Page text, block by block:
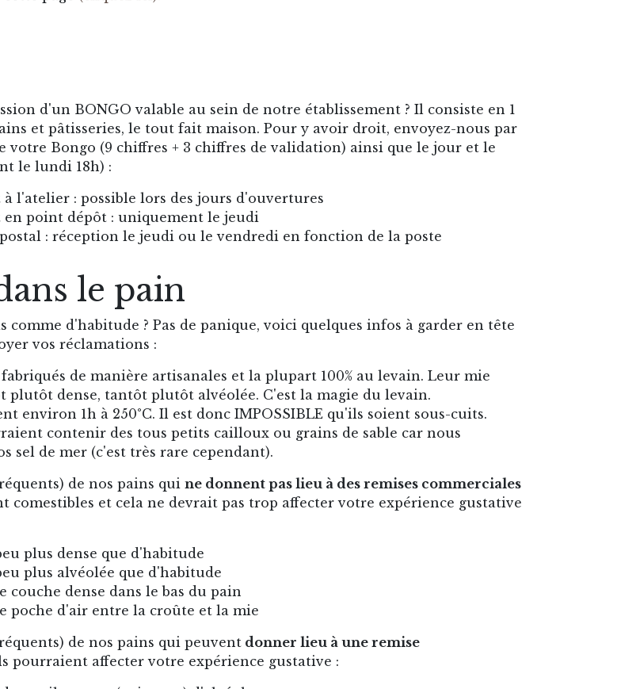
d'un BONGO valable au sein de notre établissement ? Il consiste en 1
et pâtisseries, le tout fait maison. Pour y avoir droit, envoyez-nous par
votre Bongo (9 chiffres + 3 chiffres de validation) ainsi que le jour et le
le lundi 18h) :
l'atelier : possible lors des jours d'ouvertures
point dépôt : uniquement le jeudi
: réception le jeudi ou le vendredi en fonction de la poste
le pain
comme d'habitude ? Pas de panique, voici quelques infos à garder en tête
vos réclamations :
de manière artisanales et la plupart 100% au levain. Leur mie
plutôt dense, tantôt plutôt alvéolée. C'est la magie du levain.
environ 1h à 250°C. Il est donc IMPOSSIBLE qu'ils soient sous-cuits.
contenir des tous petits cailloux ou grains de sable car nous
sel de mer (c'est très rare cependant).
de nos pains qui ne donnent pas lieu à des remises commerciales
comestibles et cela ne devrait pas trop affecter votre expérience gustative
plus dense que d'habitude
plus alvéolée que d'habitude
couche dense dans le bas du pain
poche d'air entre la croûte et la mie
de nos pains qui peuvent donner lieu à une remise
pourraient affecter votre expérience gustative :